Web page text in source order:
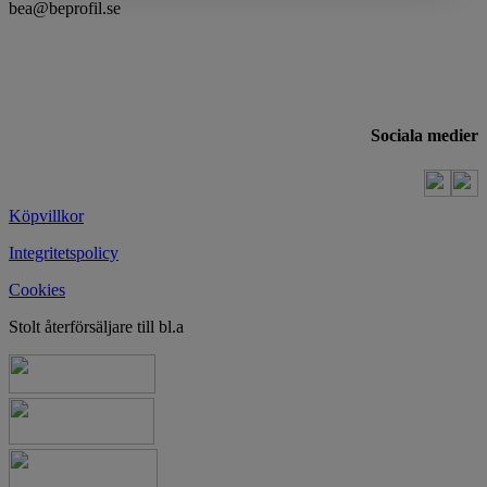
bea@beprofil.se
Sociala medier
Köpvillkor
Integritetspolicy
Cookies
Stolt återförsäljare till bl.a